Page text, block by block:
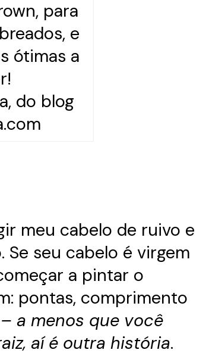
do blog
meu cabelo de ruivo e
seu cabelo é virgem
a pintar o
pontas, comprimento
– a menos que você
aí é outra história.